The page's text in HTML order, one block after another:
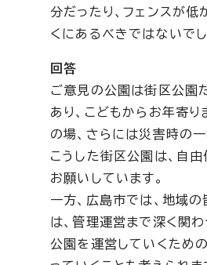
分だったり、フェンスが
くにあるべきではないでし
回答
ご意見の公園は街区公園
あり、こどもからお年寄
の場、さらには災害時の
こうした街区公園は、自
お願いしています。
一方、広島市では、地域
は、管理運営まで深く関
公園を運営していくため